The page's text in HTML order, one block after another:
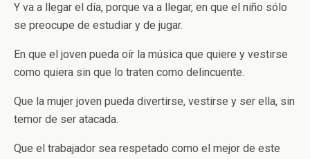
Y va a llegar el día, porque va a llegar, en que el niño sólo
se preocupe de estudiar y de jugar.
En que el joven pueda oír la música que quiere y vestirse
como quiera sin que lo traten como delincuente.
Que la mujer joven pueda divertirse, vestirse y ser ella, sin
temor de ser atacada.
Que el trabajador sea respetado como el mejor de este